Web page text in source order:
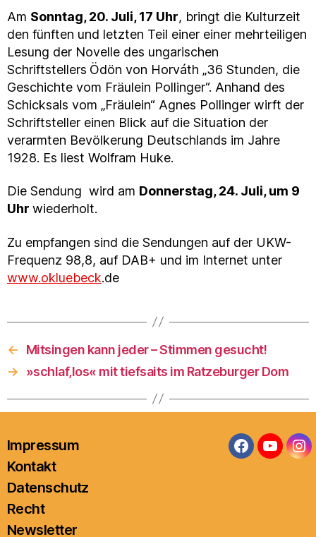
Am Sonntag, 20. Juli, 17 Uhr, bringt die Kulturzeit
den fünften und letzten Teil einer einer mehrteiligen
Lesung der Novelle des ungarischen
Schriftstellers Ödön von Horváth „36 Stunden, die
Geschichte vom Fräulein Pollinger“. Anhand des
Schicksals vom „Fräulein“ Agnes Pollinger wirft der
Schriftsteller einen Blick auf die Situation der
verarmten Bevölkerung Deutschlands im Jahre
1928. Es liest Wolfram Huke.
Die Sendung wird am Donnerstag, 24. Juli, um 9
Uhr wiederholt.
Zu empfangen sind die Sendungen auf der UKW-
Frequenz 98,8, auf DAB+ und im Internet unter
www.okluebeck.de
←
Mitsingen kann jeder – Stimmen gesucht!
→
»schlaf,los« mit tiefsaits im Ratzeburger Dom
Impressum
Kontakt
Datenschutz
Recht
Newsletter
Facebook